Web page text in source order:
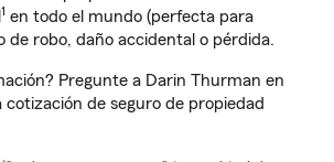
1 en todo el mundo (perfecta para
de robo, daño accidental o pérdida.
Pregunte a Darin Thurman en
cotización de seguro de propiedad